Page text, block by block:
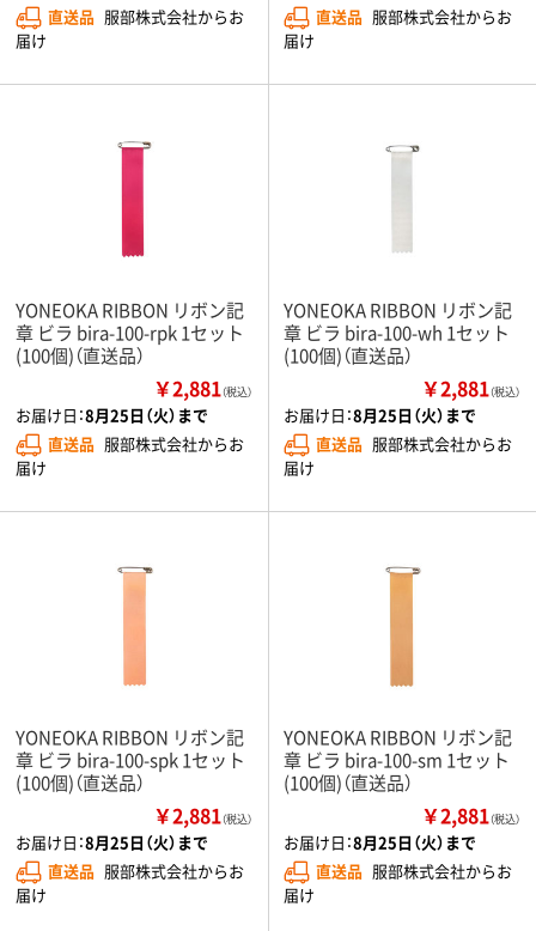
直送品 服部株式会社からお
届け
直送品 服部株式会社からお
届け
YONEOKA RIBBON リボン記
章 ビラ bira-100-rpk 1セット
(100個)（直送品）
￥2,881（税込）
お届け日：8月25日（火）まで
直送品 服部株式会社からお
届け
YONEOKA RIBBON リボン記
章 ビラ bira-100-wh 1セット
(100個)（直送品）
￥2,881（税込）
お届け日：8月25日（火）まで
直送品 服部株式会社からお
届け
YONEOKA RIBBON リボン記
章 ビラ bira-100-spk 1セット
(100個)（直送品）
￥2,881（税込）
お届け日：8月25日（火）まで
直送品 服部株式会社からお
届け
YONEOKA RIBBON リボン記
章 ビラ bira-100-sm 1セット
(100個)（直送品）
￥2,881（税込）
お届け日：8月25日（火）まで
直送品 服部株式会社からお
届け